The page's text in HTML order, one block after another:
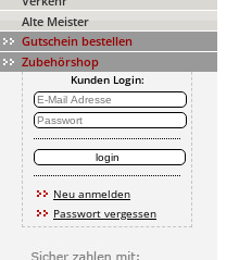
Alte Meister
Gutschein bestellen
Zubehörshop
Kunden Login:
Neu anmelden
Passwort vergessen